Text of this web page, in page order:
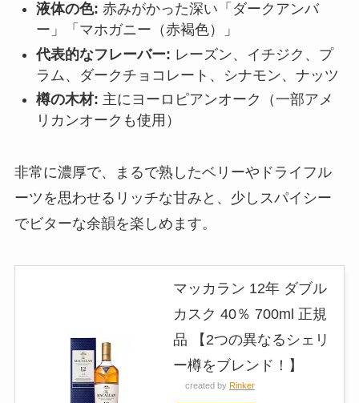
液体の色: 赤みがかった深い「ダークアンバ
ー」「マホガニー（赤褐色）」
代表的なフレーバー: レーズン、イチジク、プ
ラム、ダークチョコレート、シナモン、ナッツ
樽の木材: 主にヨーロピアンオーク（一部アメ
リカンオークも使用）
非常に濃厚で、まるで熟したベリーやドライフル
ーツを思わせるリッチな甘みと、少しスパイシー
でビターな余韻を楽しめます。
マッカラン 12年 ダブル
カスク 40％ 700ml 正規
品 【2つの異なるシェリ
ー樽をブレンド！】
created by Rinker